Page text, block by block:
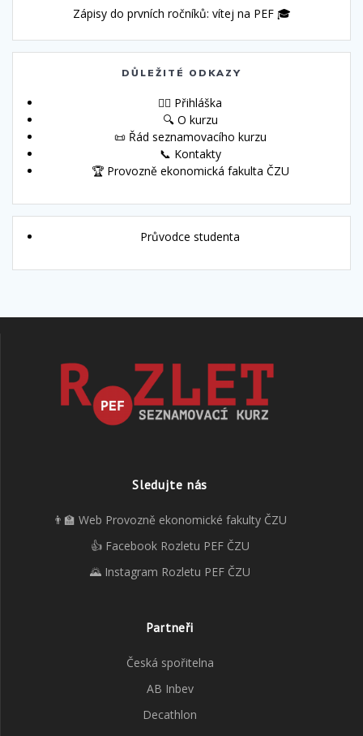
Zápisy do prvních ročníků: vítej na PEF 🎓
DŮLEŽITÉ ODKAZY
🙋‍♀️ Přihláška
🔍 O kurzu
📜 Řád seznamovacího kurzu
📞 Kontakty
🏆 Provozně ekonomická fakulta ČZU
Průvodce studenta
Sledujte nás
👨‍🏫 Web Provozně ekonomické fakulty ČZU
👍 Facebook Rozletu PEF ČZU
🌄 Instagram Rozletu PEF ČZU
Partneři
Česká spořitelna
AB Inbev
Decathlon